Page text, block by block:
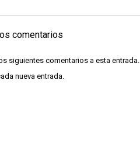
comentarios
siguientes comentarios a esta entrada.
nueva entrada.